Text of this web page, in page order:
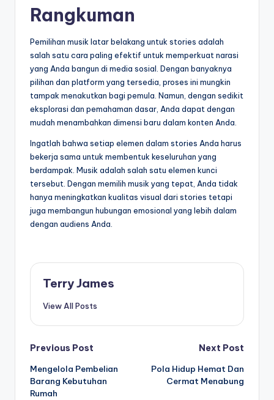
Rangkuman
Pemilihan musik latar belakang untuk stories adalah
salah satu cara paling efektif untuk memperkuat narasi
yang Anda bangun di media sosial. Dengan banyaknya
pilihan dan platform yang tersedia, proses ini mungkin
tampak menakutkan bagi pemula. Namun, dengan sedikit
eksplorasi dan pemahaman dasar, Anda dapat dengan
mudah menambahkan dimensi baru dalam konten Anda.
Ingatlah bahwa setiap elemen dalam stories Anda harus
bekerja sama untuk membentuk keseluruhan yang
berdampak. Musik adalah salah satu elemen kunci
tersebut. Dengan memilih musik yang tepat, Anda tidak
hanya meningkatkan kualitas visual dari stories tetapi
juga membangun hubungan emosional yang lebih dalam
dengan audiens Anda.
Terry James
View All Posts
Post
navigation
Previous Post
Mengelola Pembelian
Barang Kebutuhan
Rumah
Next Post
Pola Hidup Hemat Dan
Cermat Menabung